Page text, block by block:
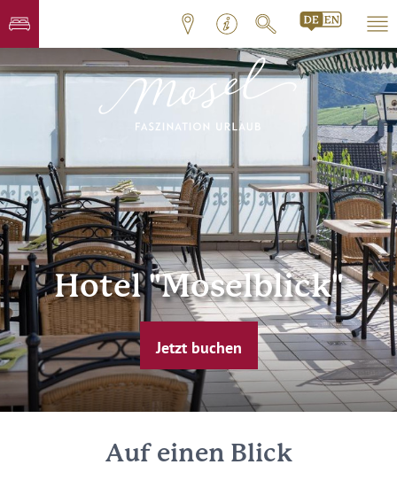
Hotel "Moselblick"
Jetzt buchen
Auf einen Blick